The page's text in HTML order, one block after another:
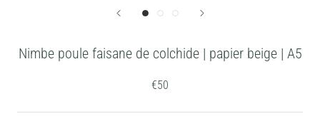
Nimbe poule faisane de colchide | papier beige | A5
€50